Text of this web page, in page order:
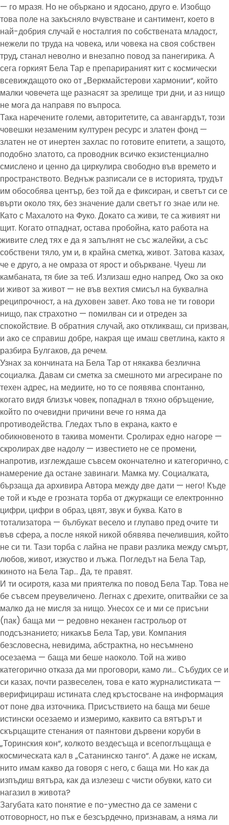
— го мразя. Но не объркано и ядосано, друго е. Изобщо
това поле на закъсняло вчувстване и сантимент, което в
най-добрия случай е носталгия по собствената младост,
нежели по труда на човека, или човека на своя собствен
труд, станал неволно и внезапно повод за панегирика. А
сега горкият Бела Тар е препарираният кит с космически
всевиждащото око от „Веркмайстерови хармонии“, който
малки човечета ще разнасят за зрелище три дни, и аз нищо
не мога да направя по въпроса.
Така наречените големи, авторитетите, са авангардът, този
човешки незаменим културен ресурс и златен фонд —
златен не от инертен захлас по готовите епитети, а защото,
подобно златото, са проводник всичко екзистенциално
смислено и ценно да циркулира свободно във времето и
пространството. Веднъж разписали се в историята, трудът
им обособява център, без той да е фиксиран, и светът си се
върти около тях, без значение дали светът го знае или не.
Като с Махалото на Фуко. Докато са живи, те са живият ни
щит. Когато отпаднат, остава пробойна, като работа на
живите след тях е да я запълнят не със жалейки, а със
собствени тяло, ум и, в крайна сметка, живот. Затова казах,
че е друго, а не омраза от ярост и объркване. Чуеш ли
камбаната, тя бие за теб. Излизаш едно напред. Око за око
и живот за живот — не във вехтия смисъл на буквална
реципрочност, а на духовен завет. Ако това не ти говори
нищо, пак страхотно — помилван си и отреден за
спокойствие. В обратния случай, ако откликваш, си призван,
и ако се справиш добре, накрая ще имаш светлина, както я
разбира Булгаков, да речем.
Узнах за кончината на Бела Тар от някаква безлична
социалка. Давам си сметка за смешното ми агресиране по
техен адрес, на медиите, но то се появява спонтанно,
когато видя близък човек, попаднал в тяхно обръщение,
който по очевидни причини вече го няма да
противодейства. Гледах тъпо в екрана, както е
обикновеното в такива моменти. Сролирах едно нагоре —
скролирах две надолу — известието не се промени,
напротив, изглеждаше съвсем окончателно и категорично, с
намерение да остане завинаги. Мамка му. Социалката,
бързаща да архивира Автора между две дати — него! Къде
е той и къде е грозната торба от джуркащи се електроннно
цифри, цифри в образ, цвят, звук и буква. Като в
тотализатора — бълбукат весело и глупаво пред очите ти
във сфера, а после някой никой обявява печелившия, който
не си ти. Тази торба с лайна не прави разлика между смърт,
любов, живот, изкуство и лъжа. Погледът на Бела Тар,
киното на Бела Тар… Да, те правят.
И ти осиротя, каза ми приятелка по повод Бела Тар. Това не
бе съвсем преувеличено. Легнах с дрехите, опитвайки се за
малко да не мисля за нищо. Унесох се и ми се присъни
(пак) баща ми — редовно неканен гастрольор от
подсъзнанието; никакъв Бела Тар, уви. Компания
безсловесна, невидима, абстрактна, но несъмнено
осезаема — баща ми беше наоколо. Той на живо
категорично отказа да ми проговори, камо ли… Събудих се и
си казах, почти развеселен, това е като журналистиката —
верифицираш истината след кръстосване на информация
от поне два източника. Присъствието на баща ми беше
истински осезаемо и измеримо, каквито са вятърът и
скърцащите стенания от паянтови дървени коруби в
„Торинския кон“, колкото вездесъща и всепоглъщаща е
космическата кал в „Сатанинско танго“. А даже не искам,
нито имам какво да говоря с него, с баща ми. Но как да
изпъдиш вятъра, как да излезеш с чисти обувки, като си
нагазил в живота?
Загубата като понятие е по-уместно да се замени с
отговорност, но пък е безсърдечно, признавам, а няма ли